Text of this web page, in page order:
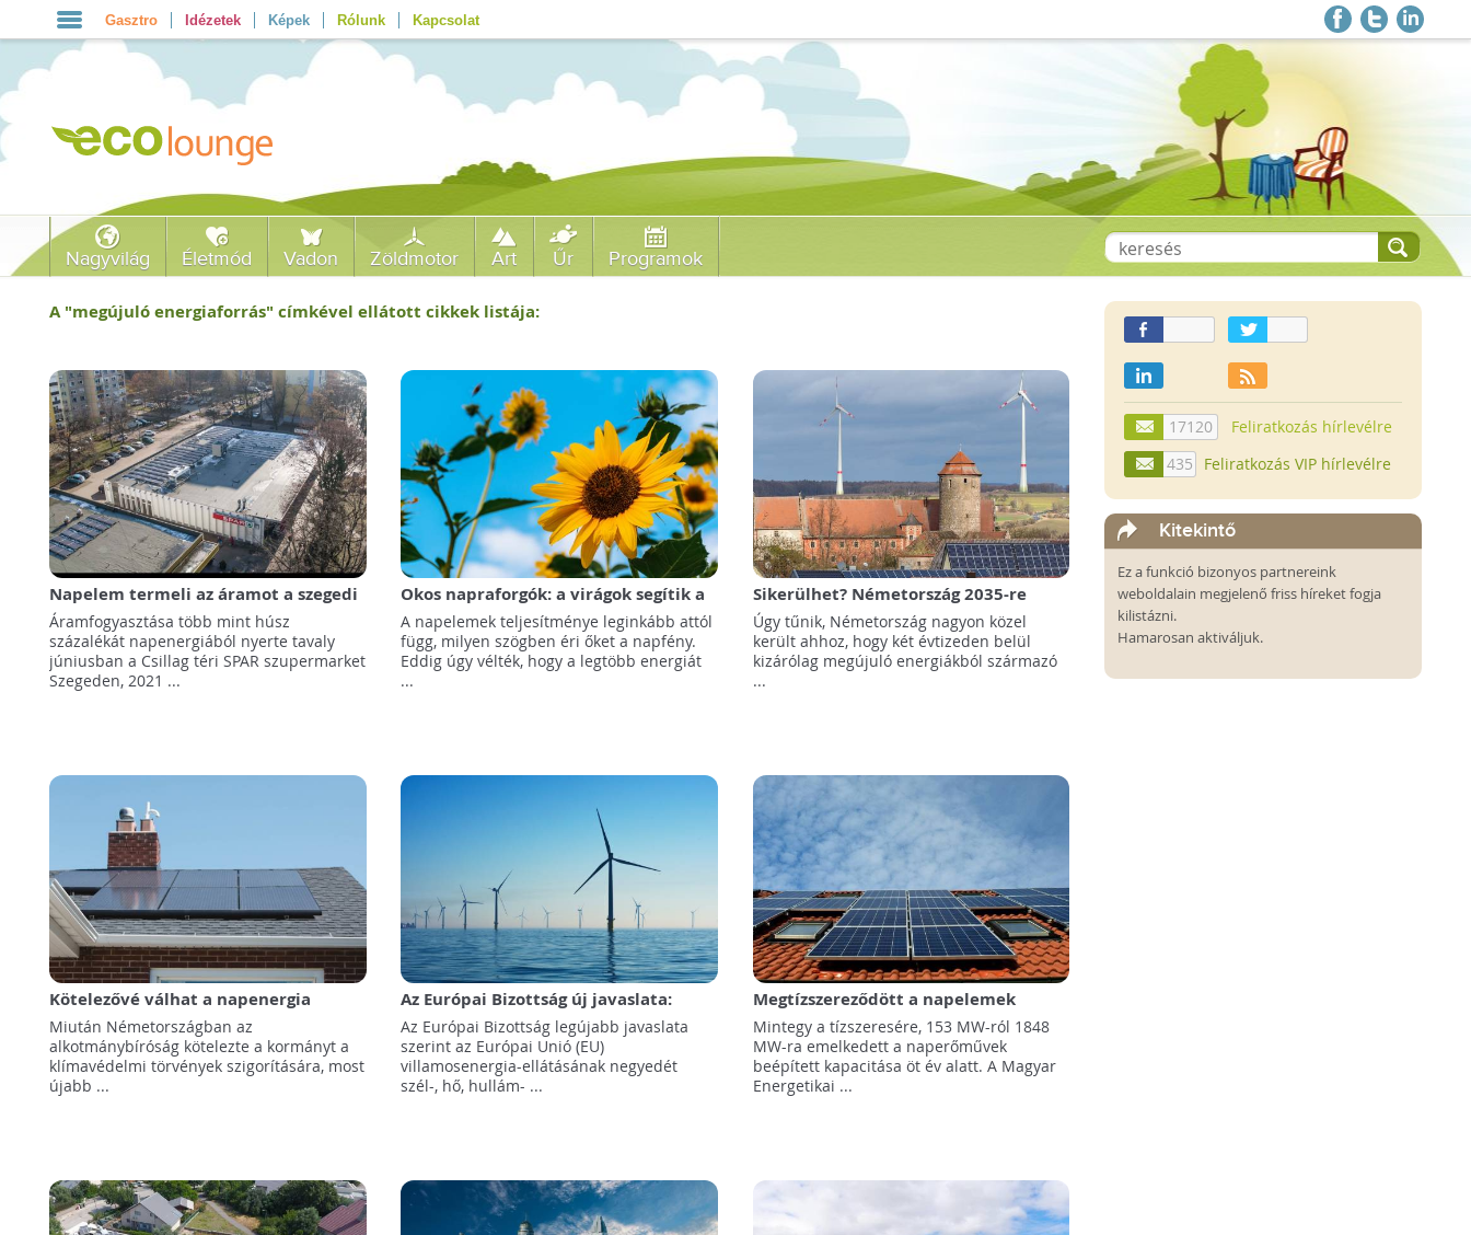
Gasztro Idézetek Képek Rólunk Kapcsolat
Nagyvilág Életmód Vadon Zöldmotor Art Űr Programok
A "megújuló energiaforrás" címkével ellátott cikkek listája:
Napelem termeli az áramot a szegedi
SPAR szupermarket számára
Áramfogyasztása több mint húsz
százalékát napenergiából nyerte tavaly
júniusban a Csillag téri SPAR szupermarket
Szegeden, 2021 ...
Okos napraforgók: a virágok segítik a
napelemek fejlesztését
A napelemek teljesítménye leginkább attól
függ, milyen szögben éri őket a napfény.
Eddig úgy vélték, hogy a legtöbb energiát
...
Sikerülhet? Németország 2035-re
teljesen megújuló energiaforrásokra
állhat át
Úgy tűnik, Németország nagyon közel
került ahhoz, hogy két évtizeden belül
kizárólag megújuló energiákból származó
...
Kötelezővé válhat a napenergia
használata Németországban az
újépítésű házaknál
Miután Németországban az
alkotmánybíróság kötelezte a kormányt a
klímavédelmi törvények szigorítására, most
újabb ...
Az Európai Bizottság új javaslata:
2050-ig a villamosenergia negyedét
szél- és vízenergiából állítanák elő
Az Európai Bizottság legújabb javaslata
szerint az Európai Unió (EU)
villamosenergia-ellátásának negyedét
szél-, hő, hullám- ...
Megtízszereződött a napelemek
kapacitása hazánkban az elmúlt öt
évben!
Mintegy a tízszeresére, 153 MW-ról 1848
MW-ra emelkedett a naperőművek
beépített kapacitása öt év alatt. A Magyar
Energetikai ...
17120
Feliratkozás hírlevélre
435
Feliratkozás VIP hírlevélre
Kitekintő
Ez a funkció bizonyos partnereink
weboldalain megjelenő friss híreket fogja
kilistázni.
Hamarosan aktiváljuk.